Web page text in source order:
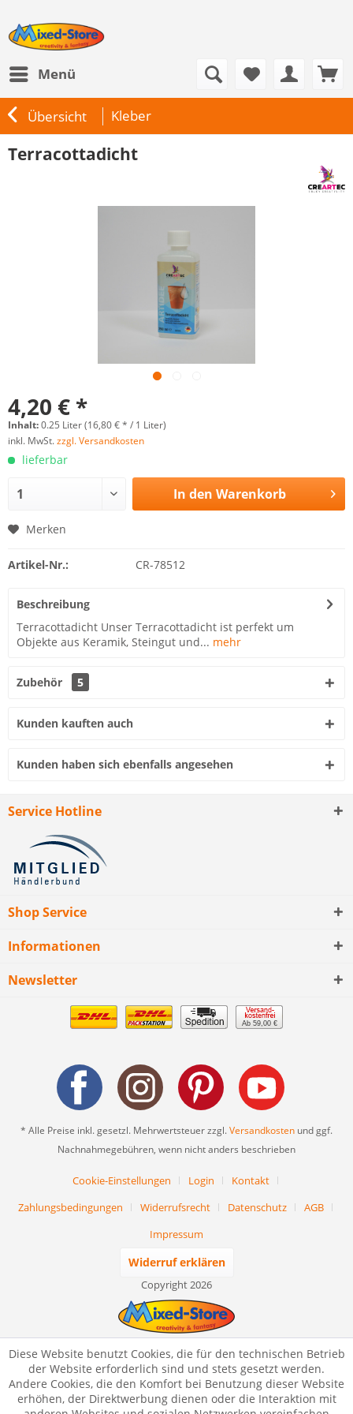
Menü
Übersicht Kleber
Terracottadicht
4,20 € *
Inhalt:0.25 Liter (16,80 € * / 1 Liter)
inkl. MwSt.zzgl. Versandkosten
lieferbar
In den Warenkorb
Merken
Artikel-Nr.: CR-78512
Beschreibung
Terracottadicht Unser Terracottadicht ist perfekt um
Objekte aus Keramik, Steingut und... mehr
Zubehör 5
Kunden kauften auch
Kunden haben sich ebenfalls angesehen
Service Hotline
Shop Service
Informationen
Newsletter
Ab 59,00 €
* Alle Preise inkl. gesetzl. Mehrwertsteuer zzgl.Versandkosten und ggf.
Nachnahmegebühren, wenn nicht anders beschrieben
Cookie-Einstellungen Login
Kontakt
Zahlungsbedingungen
Widerrufsrecht Datenschutz
AGB
Impressum
Widerruf erklären
Copyright 2026
Diese Website benutzt Cookies, die für den technischen Betrieb
der Website erforderlich sind und stets gesetzt werden.
Andere Cookies, die den Komfort bei Benutzung dieser Website
erhöhen, der Direktwerbung dienen oder die Interaktion mit